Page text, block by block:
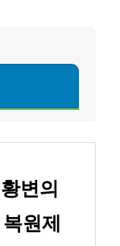
변의
원제